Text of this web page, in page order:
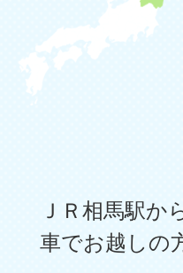
ＪＲ相馬駅か
車でお越しの